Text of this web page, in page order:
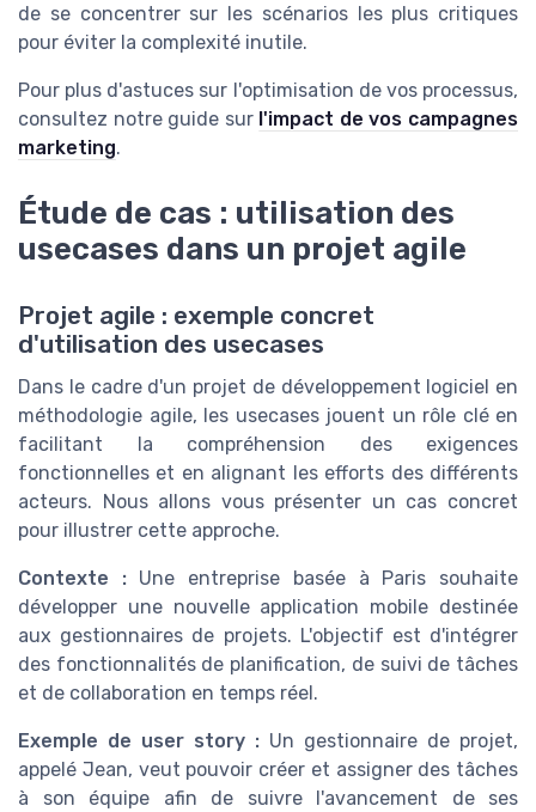
de se concentrer sur les scénarios les plus critiques
pour éviter la complexité inutile.
Pour plus d'astuces sur l'optimisation de vos processus,
consultez notre guide sur l'impact de vos campagnes
marketing.
Étude de cas : utilisation des
usecases dans un projet agile
Projet agile : exemple concret
d'utilisation des usecases
Dans le cadre d'un projet de développement logiciel en
méthodologie agile, les usecases jouent un rôle clé en
facilitant la compréhension des exigences
fonctionnelles et en alignant les efforts des différents
acteurs. Nous allons vous présenter un cas concret
pour illustrer cette approche.
Contexte :Une entreprise basée à Paris souhaite
développer une nouvelle application mobile destinée
aux gestionnaires de projets. L'objectif est d'intégrer
des fonctionnalités de planification, de suivi de tâches
et de collaboration en temps réel.
Exemple de user story : Un gestionnaire de projet,
appelé Jean, veut pouvoir créer et assigner des tâches
à son équipe afin de suivre l'avancement de ses